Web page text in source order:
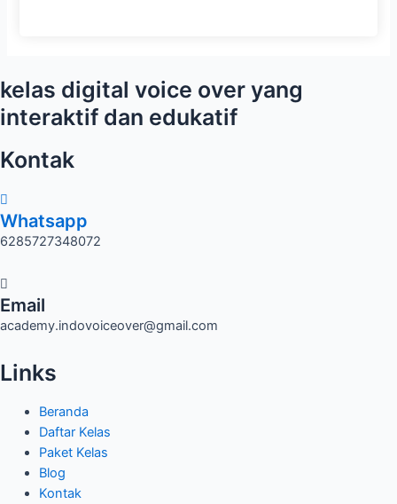
kelas digital voice over yang
interaktif dan edukatif
Kontak
Whatsapp
6285727348072
Email
academy.indovoiceover@gmail.com
Links
Beranda
Daftar Kelas
Paket Kelas
Blog
Kontak